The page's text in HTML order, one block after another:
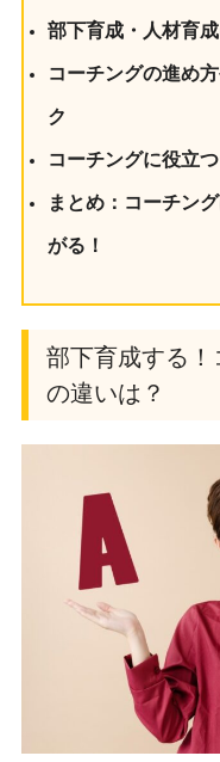
部下育成・人材育
コーチングの進め
ク
コーチングに役立
まとめ：コーチン
がる！
部下育成する
の違いは？